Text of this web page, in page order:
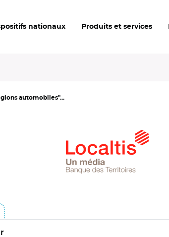
nationaux Produits et services
automobiles"...